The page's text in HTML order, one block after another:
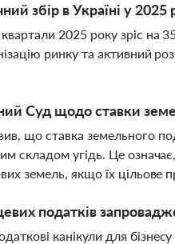
збір в Україні у 2025
2025 року зріс
ринку та активний
Суд щодо ставки
що ставка земельного
складом угідь. Це
земель, якщо їх цільове
податків
канікули для